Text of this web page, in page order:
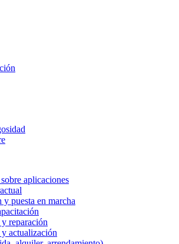
aplicaciones
y puesta en marcha
reparación
actualización